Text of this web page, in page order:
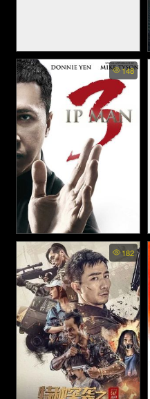
A Piggy Love Story (2021)
148
Ip Man 3 - ยิปมัน เจ้ากังฟูสู้ยิป
ตา 3 (2015)
182